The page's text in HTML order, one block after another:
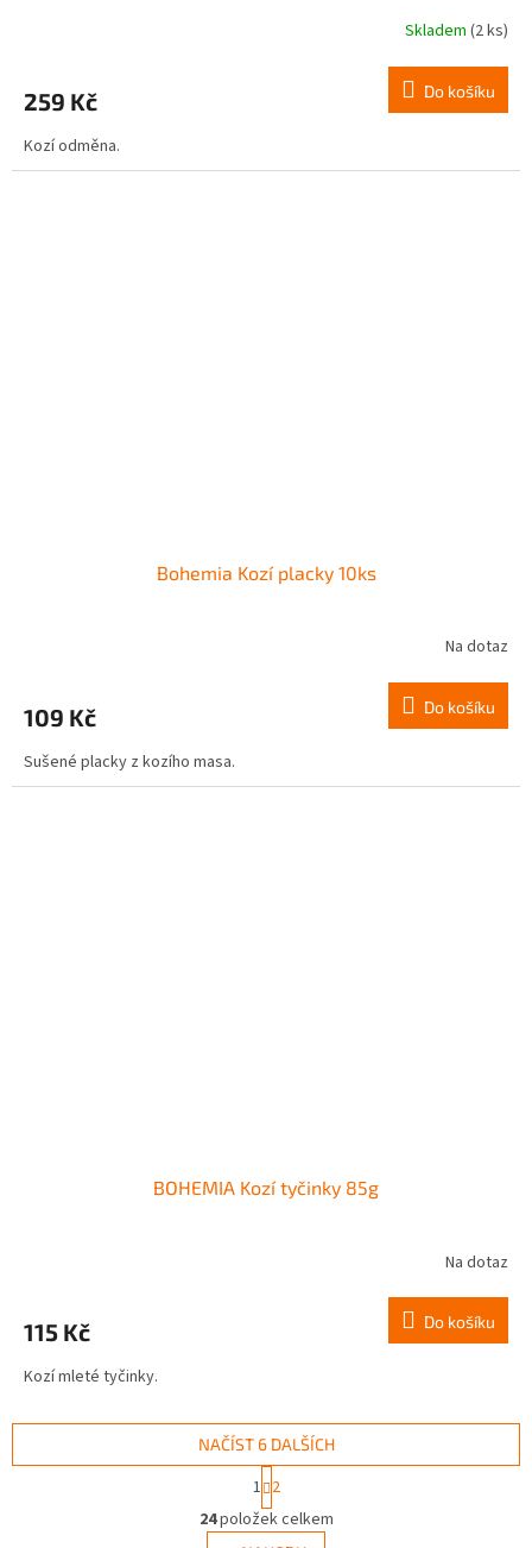
Skladem (2 ks)
259 Kč Do košíku
Kozí odměna.
Bohemia Kozí placky 10ks
Na dotaz
109 Kč Do košíku
Sušené placky z kozího masa.
BOHEMIA Kozí tyčinky 85g
Na dotaz
115 Kč Do košíku
Kozí mleté tyčinky.
O
v
NAČÍST 6 DALŠÍCH
t
r
á
1 2
24položek celkem